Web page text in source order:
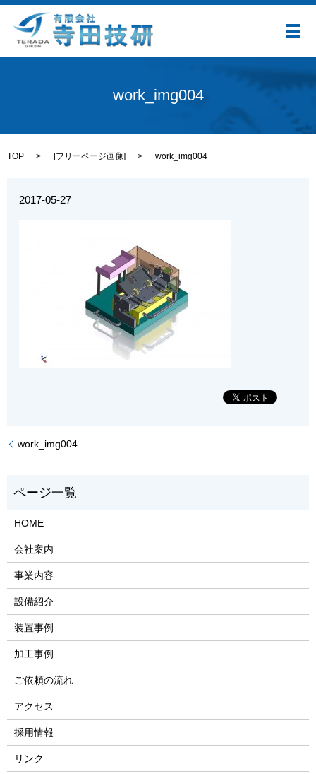
メ
work_img004
TOP [フリーページ画像] work_img004
2017-05-27
work_img004
HOME
会社案内
事業内容
設備紹介
装置事例
加工事例
ご依頼の流れ
アクセス
採用情報
リンク